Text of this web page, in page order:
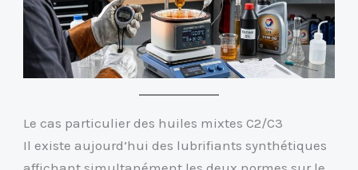
Le cas particulier des huiles mixtes C2/C3
Il existe aujourd’hui des lubrifiants synthétiques